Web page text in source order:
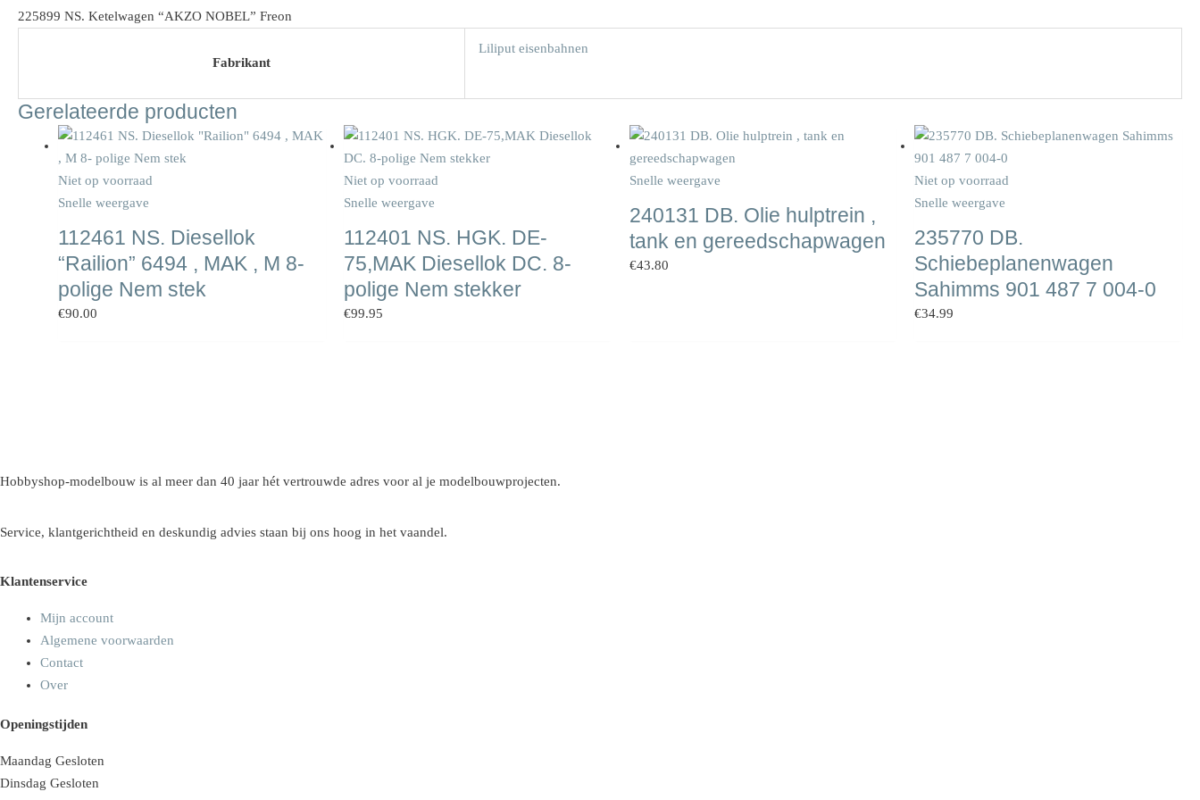
225899 NS. Ketelwagen “AKZO NOBEL” Freon
Fabrikant
Liliput eisenbahnen
Gerelateerde producten
Niet op voorraad
Snelle weergave
112461 NS. Diesellok
“Railion” 6494 , MAK , M 8-
polige Nem stek
€90.00
Niet op voorraad
Snelle weergave
112401 NS. HGK. DE-
75,MAK Diesellok DC. 8-
polige Nem stekker
€99.95
Snelle weergave
240131 DB. Olie hulptrein ,
tank en gereedschapwagen
€43.80
Niet op voorraad
Snelle weergave
235770 DB.
Schiebeplanenwagen
Sahimms 901 487 7 004-0
€34.99
Hobbyshop-modelbouw is al meer dan 40 jaar hét vertrouwde adres voor al je modelbouwprojecten.
Service, klantgerichtheid en deskundig advies staan bij ons hoog in het vaandel.
Klantenservice
Mijn account
Algemene voorwaarden
Contact
Over
Openingstijden
Maandag Gesloten
Dinsdag Gesloten